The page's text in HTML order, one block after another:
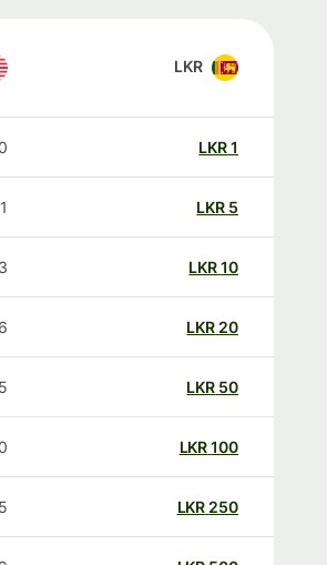
LKR
LKR
LKR
LKR
20
LKR
50
LKR
100
LKR
250
LKR